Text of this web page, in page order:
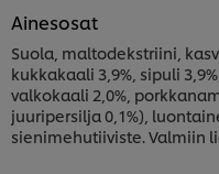
Ainesosat
Suola, maltodekstriini,
kukkakaali 3,9%, sipuli
valkokaali 2,0%,
juuripersilja 0,1%),
sienimehutiiviste. Valmiin